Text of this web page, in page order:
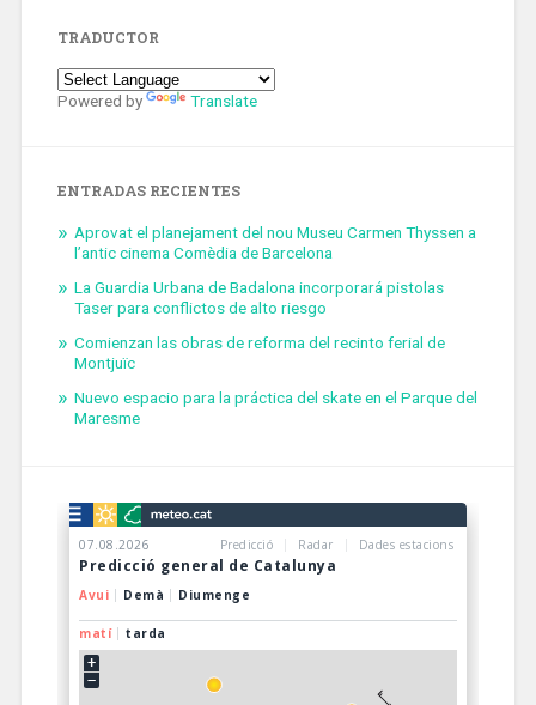
TRADUCTOR
Powered by Translate
ENTRADAS RECIENTES
Aprovat el planejament del nou Museu Carmen Thyssen a
l’antic cinema Comèdia de Barcelona
La Guardia Urbana de Badalona incorporará pistolas
Taser para conflictos de alto riesgo
Comienzan las obras de reforma del recinto ferial de
Montjuïc
Nuevo espacio para la práctica del skate en el Parque del
Maresme